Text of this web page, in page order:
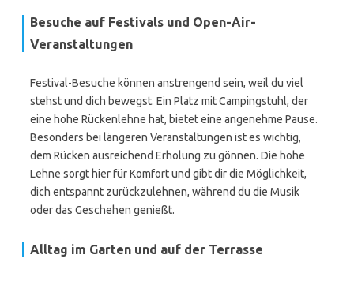
Besuche auf Festivals und Open-Air-
Veranstaltungen
Festival-Besuche können anstrengend sein, weil du viel
stehst und dich bewegst. Ein Platz mit Campingstuhl, der
eine hohe Rückenlehne hat, bietet eine angenehme Pause.
Besonders bei längeren Veranstaltungen ist es wichtig,
dem Rücken ausreichend Erholung zu gönnen. Die hohe
Lehne sorgt hier für Komfort und gibt dir die Möglichkeit,
dich entspannt zurückzulehnen, während du die Musik
oder das Geschehen genießt.
Alltag im Garten und auf der Terrasse